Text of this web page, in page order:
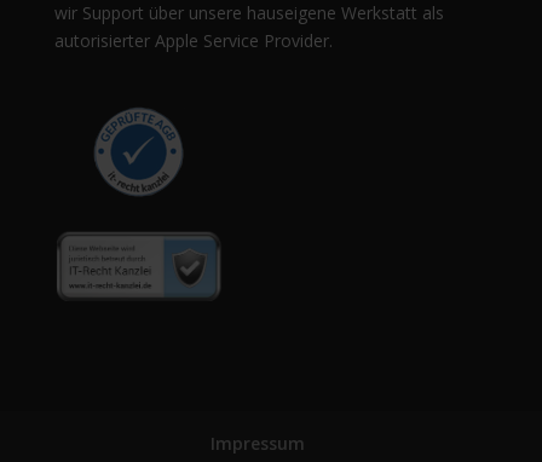
wir Support über unsere hauseigene Werkstatt als
autorisierter Apple Service Provider.
Impressum